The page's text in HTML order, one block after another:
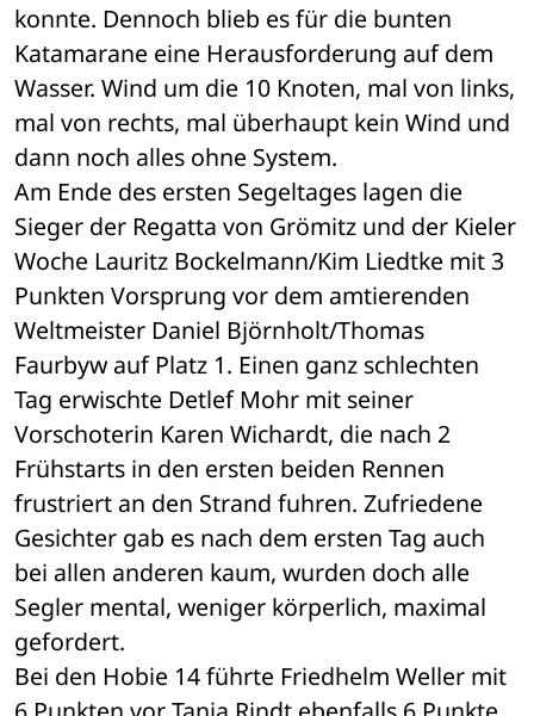
konnte. Dennoch blieb es für die bunten
Katamarane eine Herausforderung auf dem
Wasser. Wind um die 10 Knoten, mal von links,
mal von rechts, mal überhaupt kein Wind und
dann noch alles ohne System.
Am Ende des ersten Segeltages lagen die
Sieger der Regatta von Grömitz und der Kieler
Woche Lauritz Bockelmann/Kim Liedtke mit 3
Punkten Vorsprung vor dem amtierenden
Weltmeister Daniel Björnholt/Thomas
Faurbyw auf Platz 1. Einen ganz schlechten
Tag erwischte Detlef Mohr mit seiner
Vorschoterin Karen Wichardt, die nach 2
Frühstarts in den ersten beiden Rennen
frustriert an den Strand fuhren. Zufriedene
Gesichter gab es nach dem ersten Tag auch
bei allen anderen kaum, wurden doch alle
Segler mental, weniger körperlich, maximal
gefordert.
Bei den Hobie 14 führte Friedhelm Weller mit